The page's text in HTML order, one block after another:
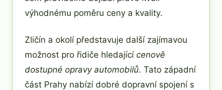
výhodnému poměru ceny a kvality.
Zličín a okolí představuje další zajímavou
možnost pro řidiče hledající cenově
dostupné opravy automobilů. Tato západní
část Prahy nabízí dobré dopravní spojení s